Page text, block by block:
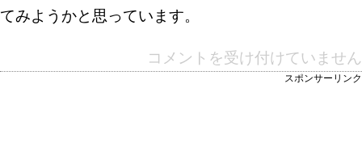
てみようかと思っています。
コメントを受け付けていません
スポンサーリンク